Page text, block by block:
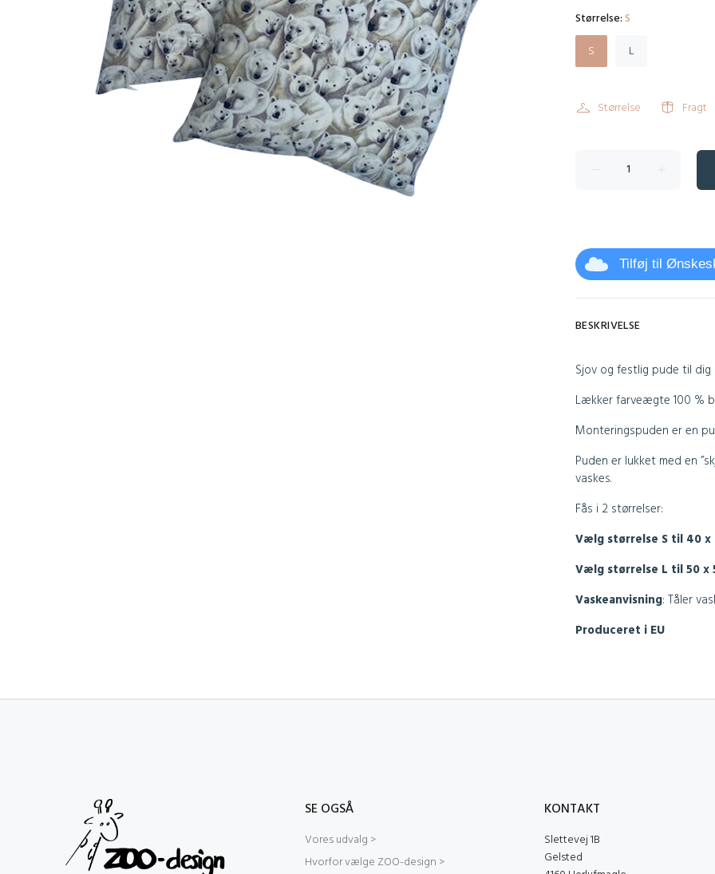
Størrelse:S
S
L
Størrelse Fragt
Tilføj til
BESKRIVELSE
Sjov og festlig pude til
Lækker farveægte 100 %
Monteringspuden er en
Puden er lukket med en
vaskes.
Fås i 2 størrelser:
Vælg størrelse S til 40
Vælg størrelse L til 50 x
Vaskeanvisning: Tåler
Produceret i EU
SE OGSÅ
Vores udvalg >
Hvorfor vælge ZOO-design >
KONTAKT
Slettevej 1B
Gelsted